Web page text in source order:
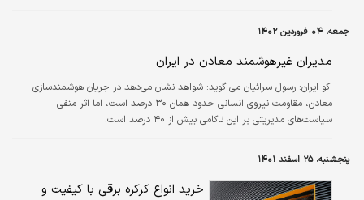
جمعه، ۰۴ فروردین ۱۴۰۲
مدیران غیرهوشمند معادن در ایران
اکو ایران: رسول سرائیان می گوید: شواهد نشان می‌دهد در جریان هوشمندسازی
معادن، مقاومت نیروی انسانی حدود همان ۳۰ درصد است، اما اثر منفی
سیاست‌های مدیریتی بر این ناکامی بیش از ۴۰ درصد است.
پنجشنبه، ۲۵ اسفند ۱۴۰۱
خرید انواع کرکره برقی با کیفیت و